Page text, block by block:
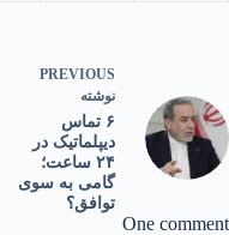
PREVIOUS
نوشته
۶ تماس
دیپلماتیک در
۲۴ ساعت؛
گامی به سوی
توافق؟
One comment